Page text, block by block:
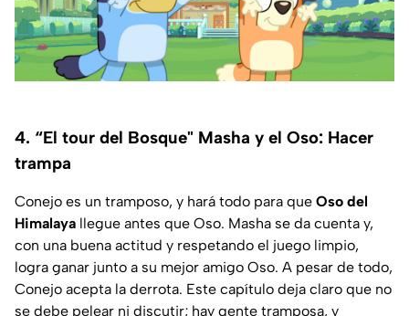
4. “El tour del Bosque" Masha y el Oso: Hacer
trampa
Conejo es un tramposo, y hará todo para que Oso del
Himalaya llegue antes que Oso. Masha se da cuenta y,
con una buena actitud y respetando el juego limpio,
logra ganar junto a su mejor amigo Oso. A pesar de todo,
Conejo acepta la derrota. Este capítulo deja claro que no
se debe pelear ni discutir; hay gente tramposa, y